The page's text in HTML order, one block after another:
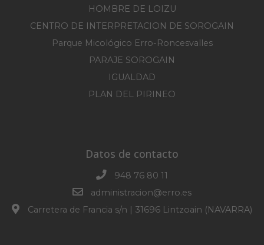
HOMBRE DE LOIZU
CENTRO DE INTERPRETACION DE SOROGAIN
Parque Micológico Erro-Roncesvalles
PARAJE SOROGAIN
IGUALDAD
PLAN DEL PIRINEO
Datos de contacto
948 76 80 11
administracion@erro.es
Carretera de Francia s/n | 31696 Lintzoain (NAVARRA)